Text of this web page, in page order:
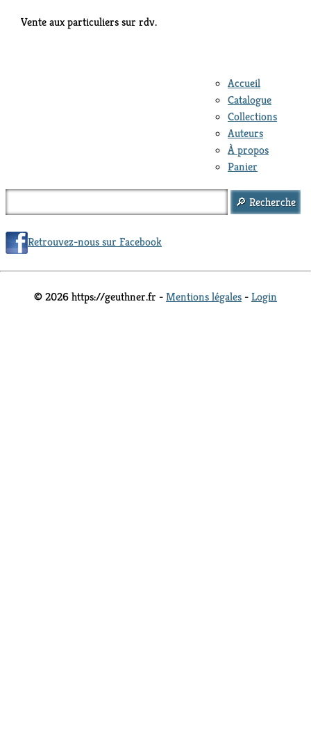
Vente aux particuliers sur rdv.
Accueil
Catalogue
Collections
Auteurs
À propos
Panier
Retrouvez-nous sur Facebook
© 2026 https://geuthner.fr -Mentions légales -Login